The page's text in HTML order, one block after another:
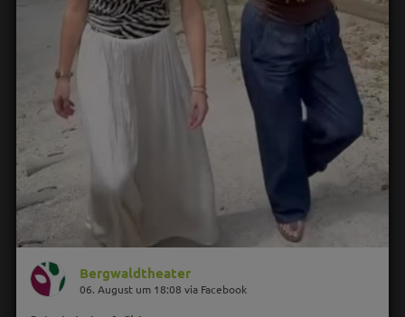
Bergwaldtheater
06. August um 18:08 via Facebook